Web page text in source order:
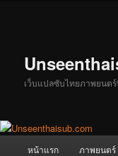
เว็บแปลซับไทยภาพยนต
หน้าแรก ภาพยนตร์